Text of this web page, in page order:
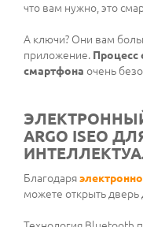
что вам нужно, это
А ключи? Они вам
приложение.
смартфона очень
ARGO ISEO
Благодаря
можете открыть